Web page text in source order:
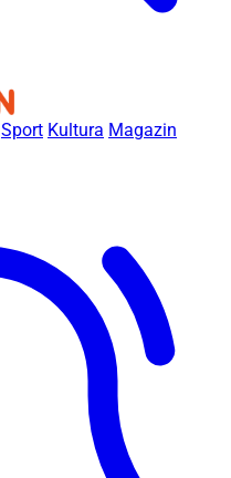
Sport Kultura Magazin